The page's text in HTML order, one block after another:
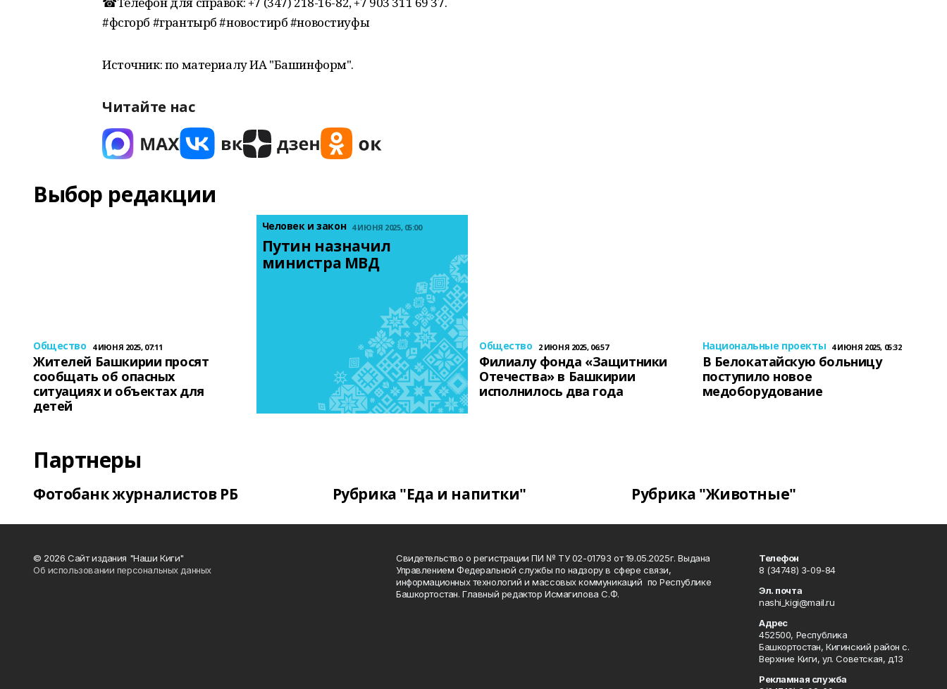
#фсгорб #грантырб #новостирб #новостиуфы
Источник: по материалу ИА "Башинформ".
Читайте нас
Выбор редакции
Общество 4 ИЮНЯ 2025, 07:11
Жителей Башкирии просят
сообщать об опасных
ситуациях и объектах для
детей
Человек и закон 4 ИЮНЯ 2025, 05:00
Путин назначил
министра МВД
Общество 2 ИЮНЯ 2025, 06:57
Филиалу фонда «Защитники
Отечества» в Башкирии
исполнилось два года
Национальные проекты 4 ИЮНЯ 2025, 05:32
В Белокатайскую больницу
поступило новое
медоборудование
Партнеры
Фотобанк журналистов РБ Рубрика "Еда и напитки" Рубрика "Животные"
© 2026 Сайт издания "Наши Киги"
Об использовании персональных данных
Свидетельство о регистрации ПИ № ТУ 02-01793 от 19.05.2025г. Выдана
Управлением Федеральной службы по надзору в сфере связи,
информационных технологий и массовых коммуникаций по Республике
Башкортостан. Главный редактор Исмагилова С.Ф.
Телефон
8 (34748) 3-09-84
Эл. почта
nashi_kigi@mail.ru
Адрес
452500, Республика
Башкортостан, Кигинский район с.
Верхние Киги, ул. Советская, д.13
Рекламная служба